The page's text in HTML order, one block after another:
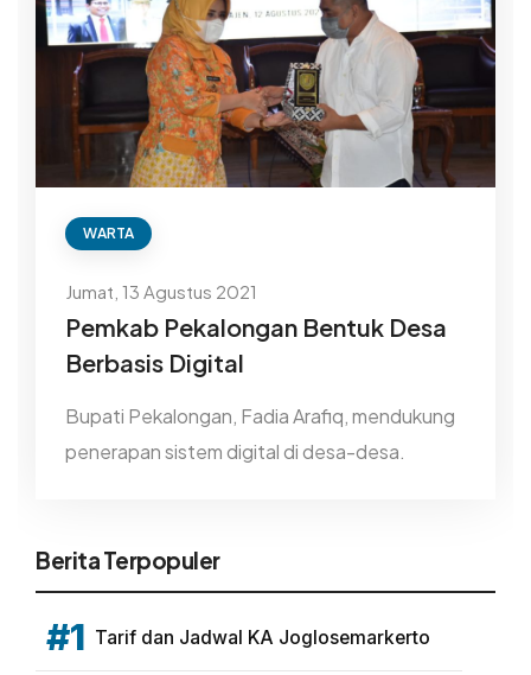
WARTA
Jumat, 13 Agustus 2021
Pemkab Pekalongan Bentuk Desa
Berbasis Digital
Bupati Pekalongan, Fadia Arafiq, mendukung
penerapan sistem digital di desa-desa.
Berita Terpopuler
#1 Tarif dan Jadwal KA Joglosemarkerto